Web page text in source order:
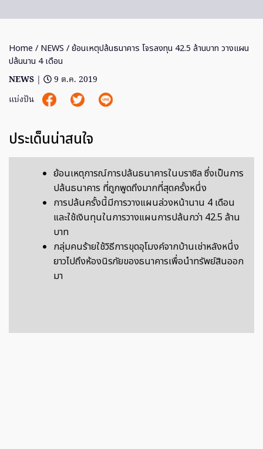
Home / NEWS / ย้อนเหตุปล้นธนาคาร โจรลงทุน 42.5 ล้านบาท วางแผน
ปล้นนาน 4 เดือน
NEWS |
9 ต.ค. 2019
แบ่งปัน
ประเด็นน่าสนใจ
ย้อนเหตุการณ์การปล้นธนาคารในบราซิล ซึ่งเป็นการ
ปล้นธนาคาร ที่ถูกพูดถึงมากที่สุดครั้งหนึ่ง
การปล้นครั้งนี้มีการวางแผนล่วงหน้านาน 4 เดือน
และใช้เงินทุนในการวางแผนการปล้นกว่า 42.5 ล้าน
บาท
กลุ่มคนร้ายใช้วิธีการขุดอุโมงค์จากบ้านเช่าหลังหนึ่ง
ยาวไปถึงห้องนิรภัยของธนาคารเพื่อนำทรัพย์สินออก
มา